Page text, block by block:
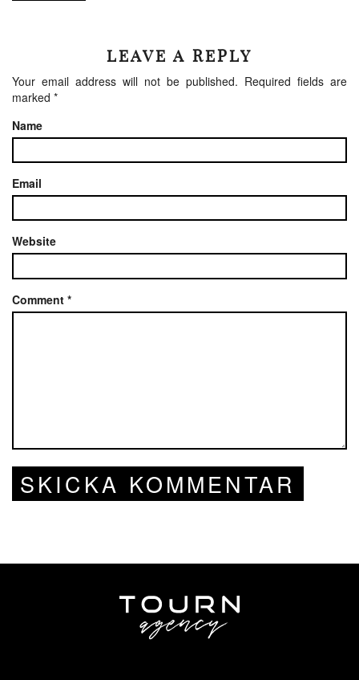
LEAVE A REPLY
Your email address will not be published. Required fields are
marked *
Name
Email
Website
Comment *
SKICKA KOMMENTAR